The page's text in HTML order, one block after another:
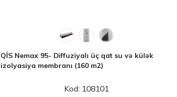
QİS Nemax 95- Diffuziyalı üç qat su və külək
izolyasiya membranı (160 m2)
Kod: 108101